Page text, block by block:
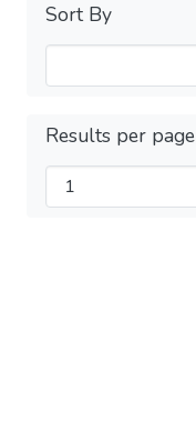
Sort By
Results per page